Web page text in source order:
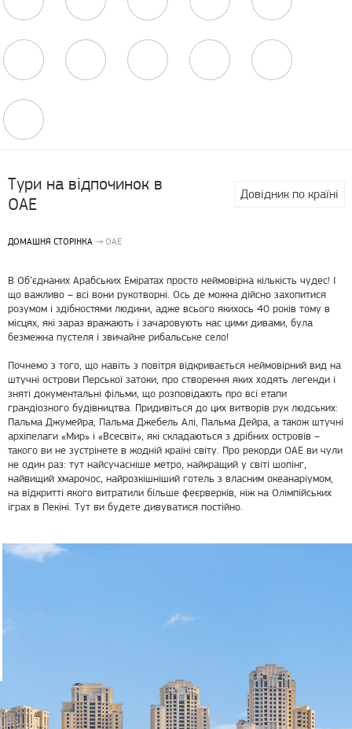
Тури на відпочинок в
ОАЕ
ДОМАШНЯ СТОРІНКА ОАЕ
Довідник по країні
В Об’єднаних Арабських Еміратах просто неймовірна кількість чудес! І
що важливо – всі вони рукотворні. Ось де можна дійсно захопитися
розумом і здібностями людини, адже всього якихось 40 років тому в
місцях, які зараз вражають і зачаровують нас цими дивами, була
безмежна пустеля і звичайне рибальське село!
Почнемо з того, що навіть з повітря відкривається неймовірний вид на
штучні острови Перської затоки, про створення яких ходять легенди і
зняті документальні фільми, що розповідають про всі етапи
грандіозного будівництва. Придивіться до цих витворів рук людських:
Пальма Джумейра, Пальма Джебель Алі, Пальма Дейра, а також штучні
архіпелаги «Мир» і «Всесвіт», які складаються з дрібних островів –
такого ви не зустрінете в жодній країні світу. Про рекорди ОАЕ ви чули
не один раз: тут найсучасніше метро, найкращий у світі шопінг,
найвищий хмарочос, найрозкішніший готель з власним океанаріумом,
на відкритті якого витратили більше феєрверків, ніж на Олімпійських
іграх в Пекіні. Тут ви будете дивуватися постійно.